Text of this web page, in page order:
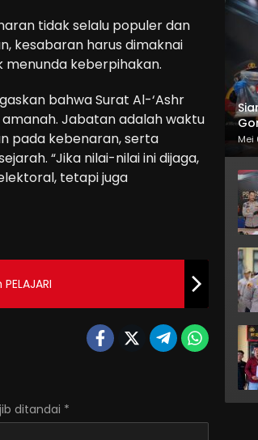
tidak selalu populer dan
kesabaran harus dimaknai
menunda keberpihakan.
bahwa Surat Al-‘Ashr
Jabatan adalah waktu
pada kebenaran, serta
“Jika nilai-nilai ini dijaga,
tetapi juga
ditandai *
Mei